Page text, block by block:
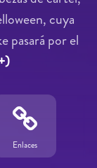
cuya
pasará por el
Enlaces